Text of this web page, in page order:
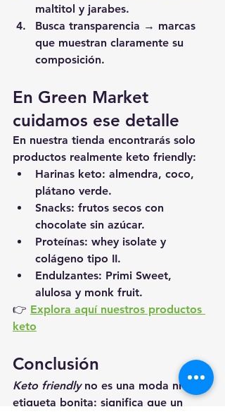
maltitol y jarabes.
Busca transparencia → marcas
que muestran claramente su
composición.
En Green Market
cuidamos ese detalle
En nuestra tienda encontrarás solo
productos realmente keto friendly:
Harinas keto: almendra, coco,
plátano verde.
Snacks: frutos secos con
chocolate sin azúcar.
Proteínas: whey isolate y
colágeno tipo II.
Endulzantes: Primi Sweet,
alulosa y monk fruit.
👉 Explora aquí nuestros productos
keto
Conclusión
Keto friendly no es una moda ni una
etiqueta bonita: significa que un